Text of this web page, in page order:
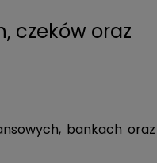
czeków oraz
bankach oraz